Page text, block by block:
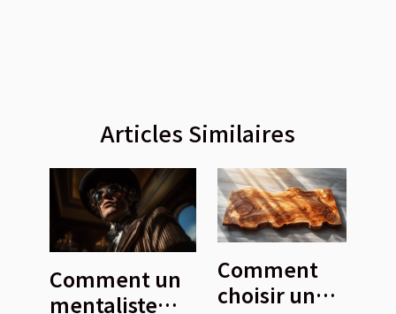
Articles Similaires
Comment un
mentaliste
Comment
choisir un